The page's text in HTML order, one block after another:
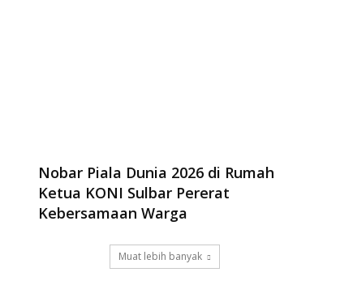
Nobar Piala Dunia 2026 di Rumah
Ketua KONI Sulbar Pererat
Kebersamaan Warga
Muat lebih banyak